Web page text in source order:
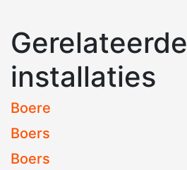
Gerelateerde
installaties
Boere
Boers
Boers